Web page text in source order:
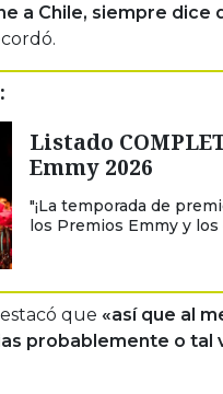
a Chile, siempre dice
Listado
Emmy 2026
"¡La temporada de
los Premios Emmy y
que «así que al
probablemente o tal